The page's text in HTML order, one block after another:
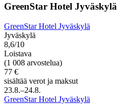
GreenStar Hotel Jyväskylä
GreenStar Hotel Jyväskylä
Jyväskylä
8,6/10
Loistava
(1 008 arvostelua)
77 €
sisältää verot ja maksut
23.8.–24.8.
GreenStar Hotel Jyväskylä